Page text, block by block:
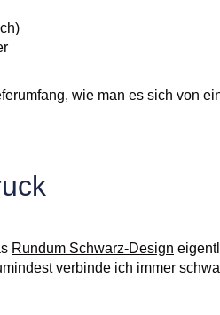
wie man es sich von
Rundum Schwarz-Design
verbinde ich immer